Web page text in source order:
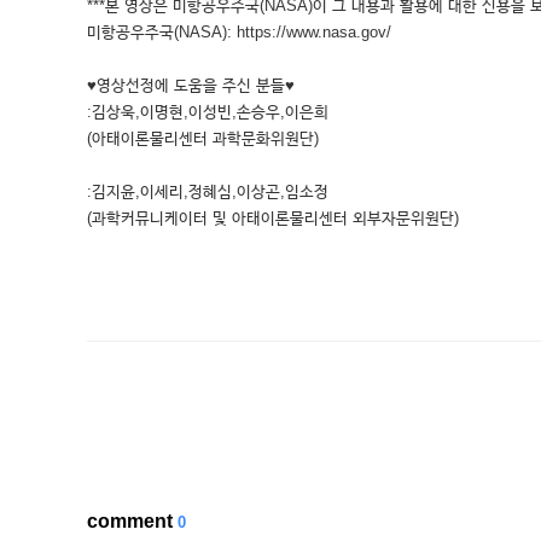
***본 영상은 미항공우주국(NASA)이 그 내용과 활용에 대한 신용을
미항공우주국(NASA): https://www.nasa.gov/
♥영상선정에 도움을 주신 분들♥
:김상욱,이명현,이성빈,손승우,이은희
(아태이론물리센터 과학문화위원단)
:김지윤,이세리,정혜심,이상곤,임소정
(과학커뮤니케이터 및 아태이론물리센터 외부자문위원단)
comment0